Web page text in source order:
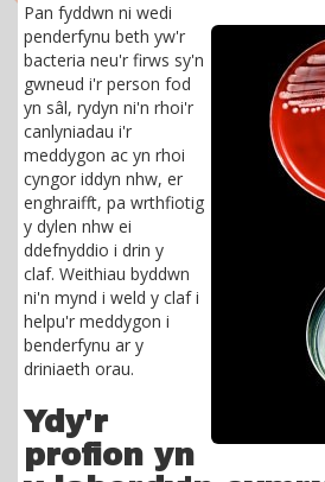
Pan fyddwn ni wedi
penderfynu beth yw'r
bacteria neu'r firws sy'n
gwneud i'r person fod
yn sâl, rydyn ni'n rhoi'r
canlyniadau i'r
meddygon ac yn rhoi
cyngor iddyn nhw, er
enghraifft, pa wrthfiotig
y dylen nhw ei
ddefnyddio i drin y
claf. Weithiau byddwn
ni'n mynd i weld y claf i
helpu'r meddygon i
benderfynu ar y
driniaeth orau.
Ydy'r
profion yn